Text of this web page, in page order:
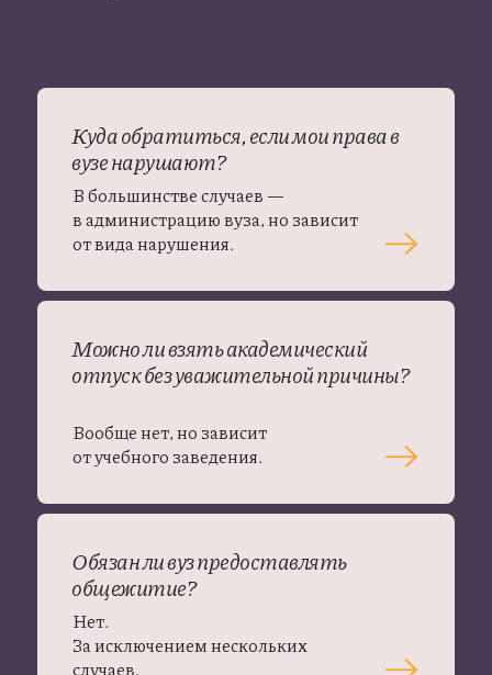
Можно ли взять академический
отпуск без уважительной причины?
Вообще нет, но зависит
от учебного заведения.
Куда обратиться, если мои права в
вузе нарушают?
В большинстве случаев —
в администрацию вуза, но зависит
от вида нарушения.
Обязан ли вуз предоставлять
общежитие?
Нет.
За исключением нескольких
случаев.